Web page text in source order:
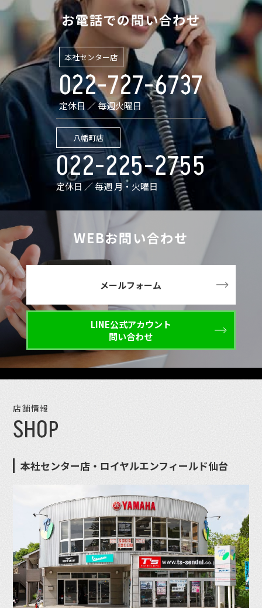
お電話での問い合わせ
本社センター店
022-727-6737
定休日 ／ 毎週火曜日
八幡町店
022-225-2755
定休日 ／ 毎週 月・火曜日
WEBお問い合わせ
メールフォーム
LINE公式アカウント
問い合わせ
店舗情報
SHOP
本社センター店・ロイヤルエンフィールド仙台